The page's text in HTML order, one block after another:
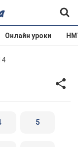
Онлайн уроки
5